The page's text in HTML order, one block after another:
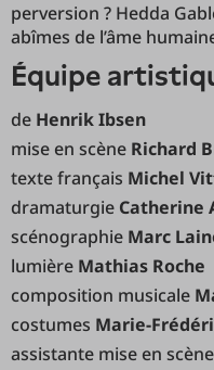
perversion ? Hedda
abîmes de l’âme
équipe
de Henrik Ibsen
mise en scène Richard
texte français Michel
dramaturgie Catherine
scénographie Marc
lumière Mathias Roche
composition musicale
costumes Marie-
assistante mise en scène